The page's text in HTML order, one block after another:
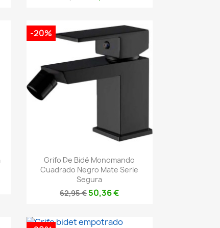
Vista rápida
Grifo De Bidé Monomando
Cuadrado Negro Mate Serie
Segura
62,95 €50,36 €
-20%